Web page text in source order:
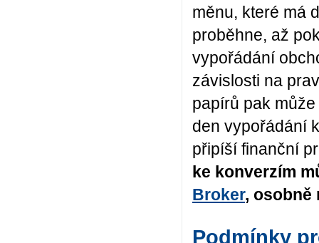
měnu, které má
proběhne, až
vypořádání
závislosti na
papírů pak
den vypořádání
připíší finanční
ke konverzím
Broker, osobně
Podmínky